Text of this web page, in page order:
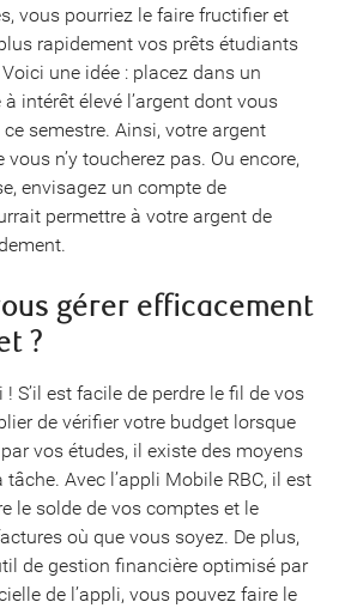
vous pourriez le faire fructifier et
rapidement vos prêts étudiants
une idée : placez dans un
à intérêt élevé l’argent dont vous
ce semestre. Ainsi, votre argent
n’y toucherez pas. Ou encore,
envisagez un compte de
permettre à votre argent de
gérer efficacement
?
S’il est facile de perdre le fil de vos
de vérifier votre budget lorsque
vos études, il existe des moyens
Avec l’appli Mobile RBC, il est
le solde de vos comptes et le
où que vous soyez. De plus,
de gestion financière optimisé par
de l’appli, vous pouvez faire le